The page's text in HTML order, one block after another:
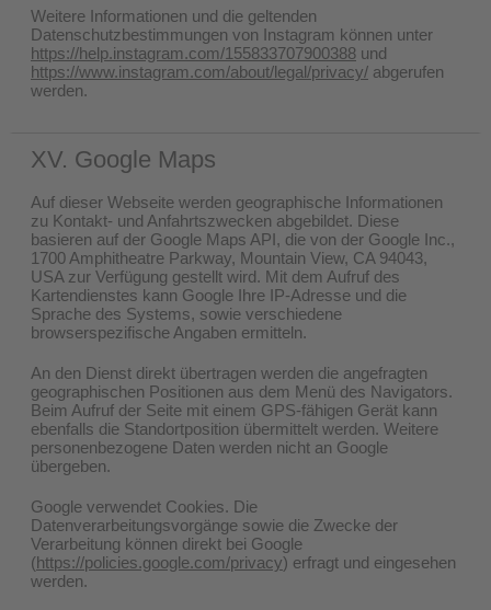
Weitere Informationen und die geltenden
Datenschutzbestimmungen von Instagram können unter
https://help.instagram.com/155833707900388 und
https://www.instagram.com/about/legal/privacy/ abgerufen
werden.
XV. Google Maps
Auf dieser Webseite werden geographische Informationen
zu Kontakt- und Anfahrtszwecken abgebildet. Diese
basieren auf der Google Maps API, die von der Google Inc.,
1700 Amphitheatre Parkway, Mountain View, CA 94043,
USA zur Verfügung gestellt wird. Mit dem Aufruf des
Kartendienstes kann Google Ihre IP-Adresse und die
Sprache des Systems, sowie verschiedene
browserspezifische Angaben ermitteln.
An den Dienst direkt übertragen werden die angefragten
geographischen Positionen aus dem Menü des Navigators.
Beim Aufruf der Seite mit einem GPS-fähigen Gerät kann
ebenfalls die Standortposition übermittelt werden. Weitere
personenbezogene Daten werden nicht an Google
übergeben.
Google verwendet Cookies. Die
Datenverarbeitungsvorgänge sowie die Zwecke der
Verarbeitung können direkt bei Google
(https://policies.google.com/privacy) erfragt und eingesehen
werden.